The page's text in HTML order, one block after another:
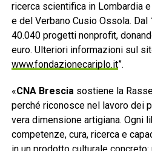
ricerca scientifica in Lombardia
e del Verbano Cusio Ossola.
40.040 progetti nonprofit,
euro. Ulteriori informazioni sul
www.fondazionecariplo.it”.
«CNA Brescia sostiene la
perché riconosce nel lavoro dei
vera dimensione artigiana. Ogni
competenze, cura, ricerca e